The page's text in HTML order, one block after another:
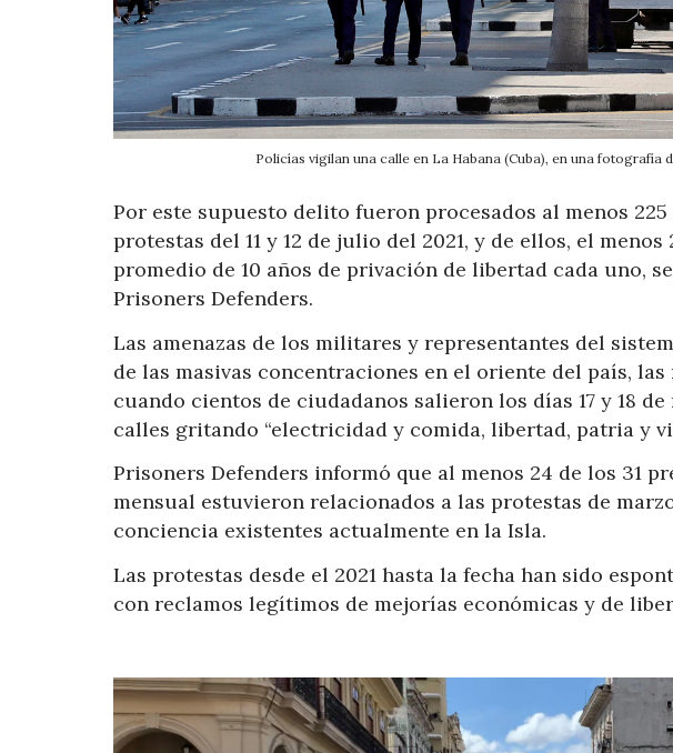
Policías vigilan una calle en La Habana (Cuba), en una
Por este supuesto delito fueron procesados al menos
protestas del 11 y 12 de julio del 2021, y de ellos, el
promedio de 10 años de privación de libertad cada uno,
Prisoners Defenders.
Las amenazas de los militares y representantes del
de las masivas concentraciones en el oriente del país, las
cuando cientos de ciudadanos salieron los días 17 y 18
calles gritando “electricidad y comida, libertad, patria y
Prisoners Defenders informó que al menos 24 de los 31
mensual estuvieron relacionados a las protestas de
conciencia existentes actualmente en la Isla.
Las protestas desde el 2021 hasta la fecha han sido
con reclamos legítimos de mejorías económicas y de